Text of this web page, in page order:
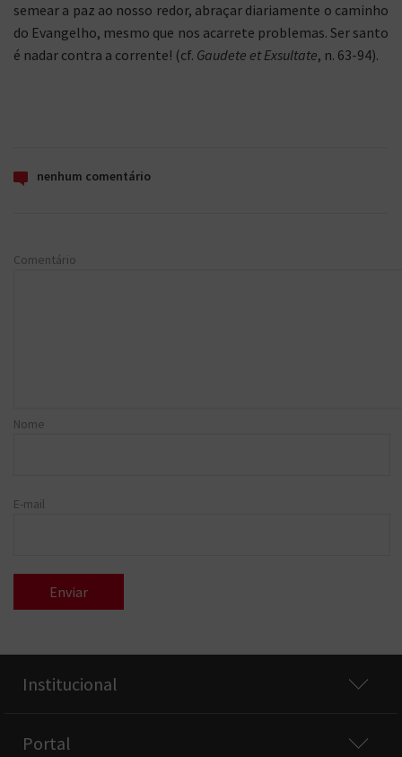
semear a paz ao nosso redor, abraçar diariamente o caminho
do Evangelho, mesmo que nos acarrete problemas. Ser santo
é nadar contra a corrente! (cf. Gaudete et Exsultate, n. 63-94).
nenhum comentário
Comentário
Nome
E-mail
Institucional
Portal